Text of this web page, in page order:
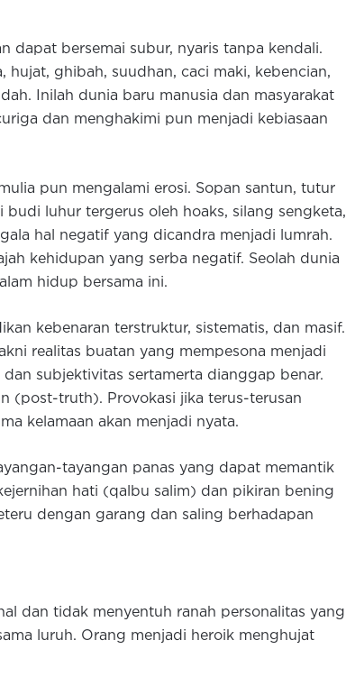
dapat bersemai subur, nyaris tanpa kendali.
hujat, ghibah, suudhan, caci maki, kebencian,
Inilah dunia baru manusia dan masyarakat
dan menghakimi pun menjadi kebiasaan
pun mengalami erosi. Sopan santun, tutur
luhur tergerus oleh hoaks, silang sengketa,
hal negatif yang dicandra menjadi lumrah.
kehidupan yang serba negatif. Seolah dunia
hidup bersama ini.
kebenaran terstruktur, sistematis, dan masif.
realitas buatan yang mempesona menjadi
subjektivitas sertamerta dianggap benar.
(post-truth). Provokasi jika terus-terusan
kelamaan akan menjadi nyata.
tayangan panas yang dapat memantik
hati (qalbu salim) dan pikiran bening
dengan garang dan saling berhadapan
dan tidak menyentuh ranah personalitas yang
luruh. Orang menjadi heroik menghujat